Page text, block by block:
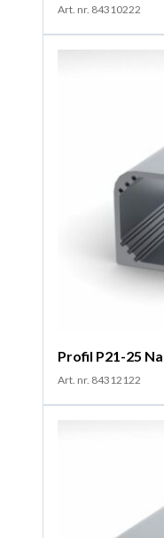
Art. nr. 84310222
Profil P21-25
Art. nr. 84312122